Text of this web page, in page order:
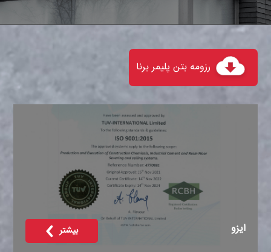
رزومه بتن پلیمر برنا
ایزو بیشتر